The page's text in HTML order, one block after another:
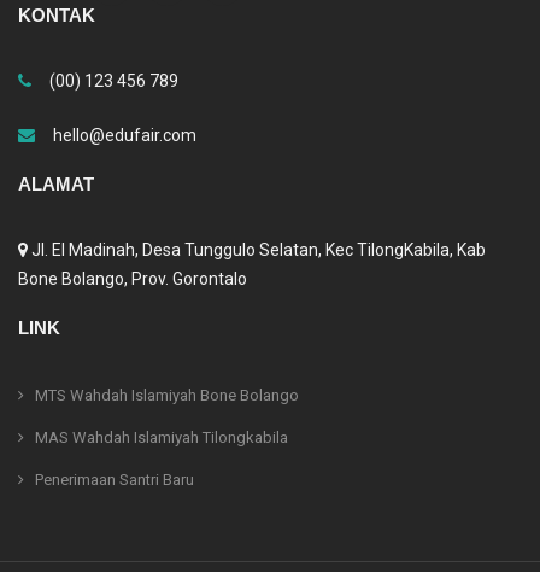
KONTAK
(00) 123 456 789
hello@edufair.com
ALAMAT
Jl. El Madinah, Desa Tunggulo Selatan, Kec TilongKabila, Kab
Bone Bolango, Prov. Gorontalo
LINK
MTS Wahdah Islamiyah Bone Bolango
MAS Wahdah Islamiyah Tilongkabila
Penerimaan Santri Baru